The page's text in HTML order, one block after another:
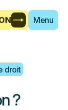
Menu
droit
?